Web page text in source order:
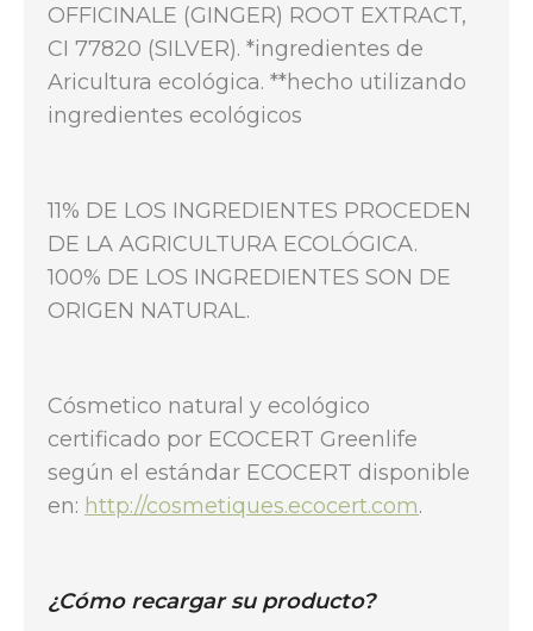
OFFICINALE (GINGER) ROOT EXTRACT,
CI 77820 (SILVER). *ingredientes de
Aricultura ecológica. **hecho utilizando
ingredientes ecológicos
11% DE LOS INGREDIENTES PROCEDEN
DE LA AGRICULTURA ECOLÓGICA.
100% DE LOS INGREDIENTES SON DE
ORIGEN NATURAL.
Cósmetico natural y ecológico
certificado por ECOCERT Greenlife
según el estándar ECOCERT disponible
en: http://cosmetiques.ecocert.com.
¿Cómo recargar su producto?